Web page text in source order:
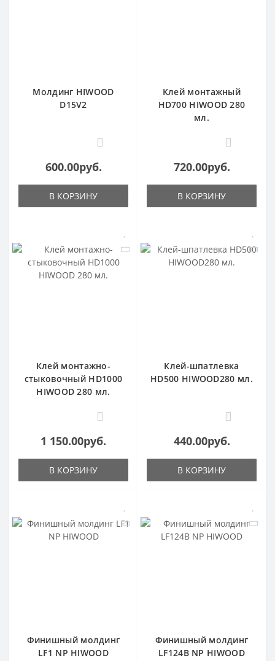
Молдинг HIWOOD
D15V2
0
600.00руб.
В КОРЗИНУ
Клей монтажный
HD700 HIWOOD 280
мл.
0
720.00руб.
В КОРЗИНУ
Клей монтажно-
стыковочный HD1000
HIWOOD 280 мл.
0
1 150.00руб.
В КОРЗИНУ
Клей-шпатлевка
HD500 HIWOOD280 мл.
0
440.00руб.
В КОРЗИНУ
Финишный молдинг
LF1 NP HIWOOD
Финишный молдинг
LF124B NP HIWOOD